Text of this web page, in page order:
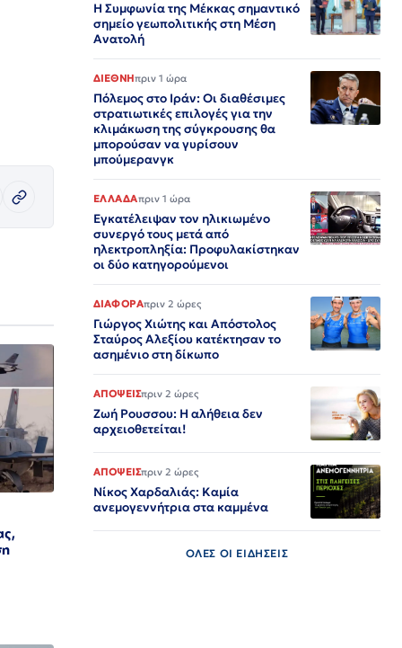
Η Συμφωνία της Μέκκας σημαντικό
σημείο γεωπολιτικής στη Μέση
Ανατολή
ΔΙΕΘΝΗπριν 1 ώρα
Πόλεμος στο Ιράν: Οι διαθέσιμες
στρατιωτικές επιλογές για την
κλιμάκωση της σύγκρουσης θα
μπορούσαν να γυρίσουν
μπούμερανγκ
ΕΛΛΑΔΑπριν 1 ώρα
Εγκατέλειψαν τον ηλικιωμένο
συνεργό τους μετά από
ηλεκτροπληξία: Προφυλακίστηκαν
οι δύο κατηγορούμενοι
ΔΙΑΦΟΡΑπριν 2 ώρες
Γιώργος Χιώτης και Απόστολος
Σταύρος Αλεξίου κατέκτησαν το
ασημένιο στη δίκωπο
ΑΠΟΨΕΙΣπριν 2 ώρες
Ζωή Ρουσσου: Η αλήθεια δεν
αρχειοθετείται!
ΑΠΟΨΕΙΣπριν 2 ώρες
Νίκος Χαρδαλιάς: Καμία
ανεμογεννήτρια στα καμμένα
ΟΛΕΣ ΟΙ ΕΙΔΗΣΕΙΣ